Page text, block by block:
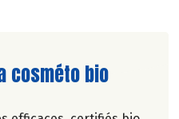
cosméto bio